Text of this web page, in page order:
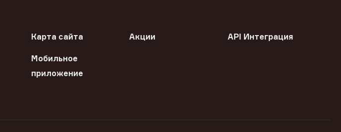
Карта сайта Акции API Интеграция
Мобильное
приложение